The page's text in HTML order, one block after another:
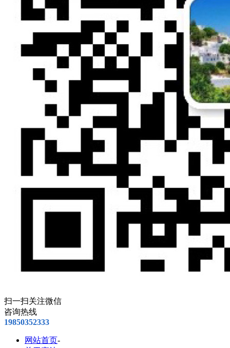
扫一扫关注微信
咨询热线
19850352333
网站首页-